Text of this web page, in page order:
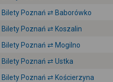
Bilety Poznań ⇄ Baborówko
Bilety Poznań ⇄ Koszalin
Bilety Poznań ⇄ Mogilno
Bilety Poznań ⇄ Ustka
Bilety Poznań ⇄ Kościerzyna